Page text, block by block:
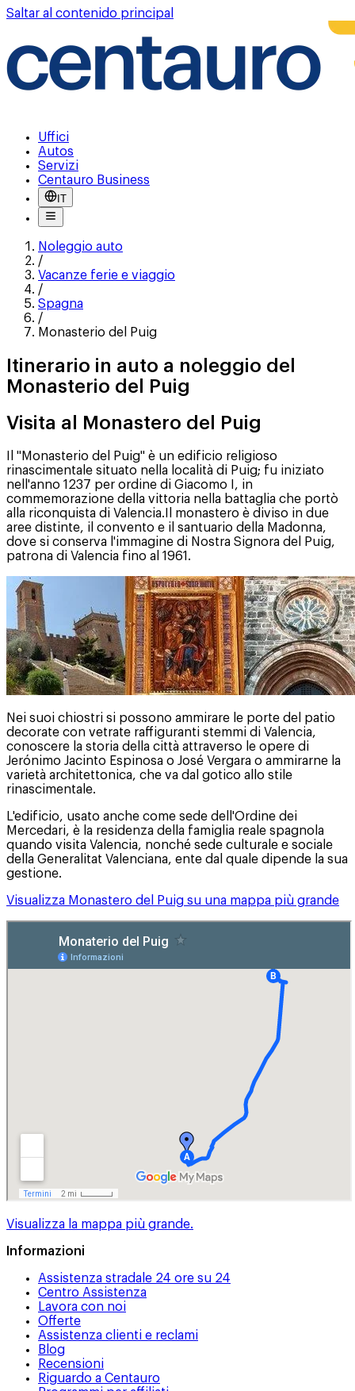
Saltar al contenido principal
Uffici
Autos
Servizi
Centauro Business
IT
Noleggio auto
/
Vacanze ferie e viaggio
/
Spagna
/
Monasterio del Puig
Itinerario in auto a noleggio del
Monasterio del Puig
Visita al Monastero del Puig
Il "Monasterio del Puig" è un edificio religioso
rinascimentale situato nella località di Puig; fu iniziato
nell'anno 1237 per ordine di Giacomo I, in
commemorazione della vittoria nella battaglia che portò
alla riconquista di Valencia.Il monastero è diviso in due
aree distinte, il convento e il santuario della Madonna,
dove si conserva l'immagine di Nostra Signora del Puig,
patrona di Valencia fino al 1961.
Nei suoi chiostri si possono ammirare le porte del patio
decorate con vetrate raffiguranti stemmi di Valencia,
conoscere la storia della città attraverso le opere di
Jerónimo Jacinto Espinosa o José Vergara o ammirarne la
varietà architettonica, che va dal gotico allo stile
rinascimentale.
L'edificio, usato anche come sede dell'Ordine dei
Mercedari, è la residenza della famiglia reale spagnola
quando visita Valencia, nonché sede culturale e sociale
della Generalitat Valenciana, ente dal quale dipende la sua
gestione.
Visualizza Monastero del Puig su una mappa più grande
Visualizza la mappa più grande.
Informazioni
Assistenza stradale 24 ore su 24
Centro Assistenza
Lavora con noi
Offerte
Assistenza clienti e reclami
Blog
Recensioni
Riguardo a Centauro